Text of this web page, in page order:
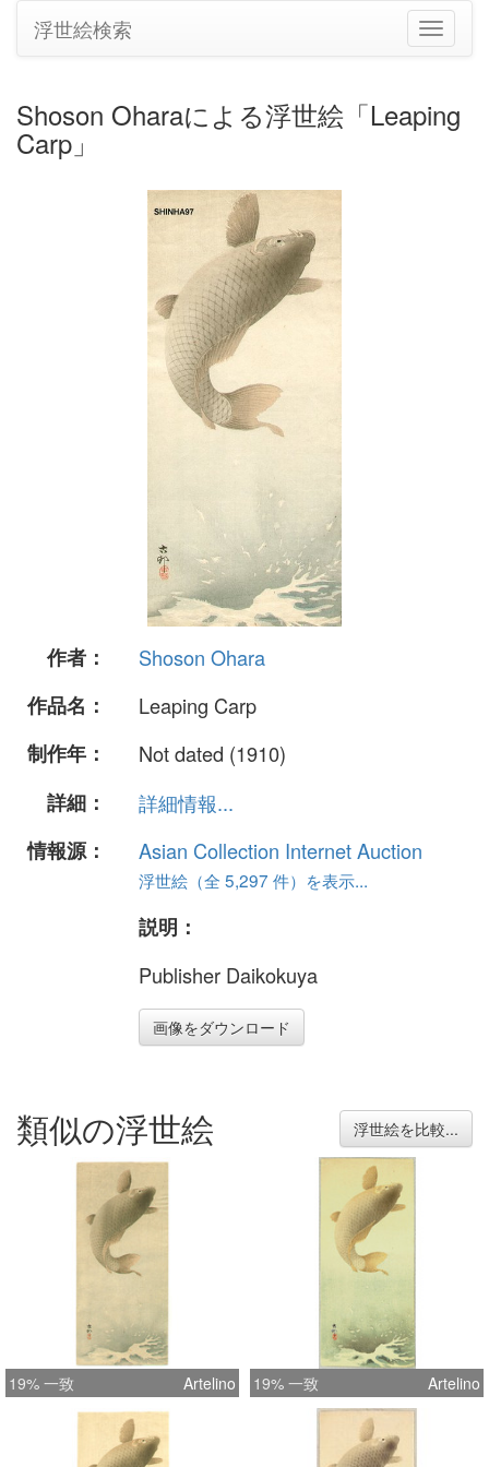
ナ
ビ
シ
浮世絵検索
Shoson Oharaによる浮世絵「Leaping
Carp」
作者：
Shoson Ohara
作品名：
Leaping Carp
制作年：
Not dated (1910)
詳細：
詳細情報...
情報源：
Asian Collection Internet Auction
浮世絵（全 5,297 件）を表示...
説明：
Publisher Daikokuya
画像をダウンロード
類似の浮世絵 浮世絵を比較...
19% 一致 Artelino 19% 一致 Artelino